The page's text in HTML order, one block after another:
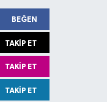
BEĞEN
TAKIP ET
TAKIP ET
TAKIP ET